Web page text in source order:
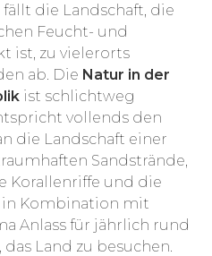
die Landschaft, die
Feucht- und
ist, zu vielerorts
ab. Die Natur in der
ist schlichtweg
vollends den
die Landschaft einer
Sandstrände,
Korallenriffe und die
Kombination mit
Anlass für jährlich rund
Land zu besuchen.